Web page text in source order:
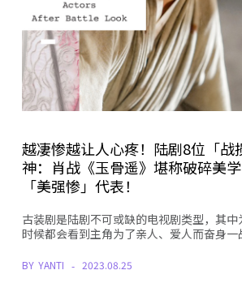
越凄惨越让人心疼！陆剧8位「战
神：肖战《玉骨遥》堪称破碎美
「美强惨」代表！
古装剧是陆剧不可或缺的电视剧类型，其
时候都会看到主角为了亲人、爱人而奋身
BY YANTI 2023.08.25